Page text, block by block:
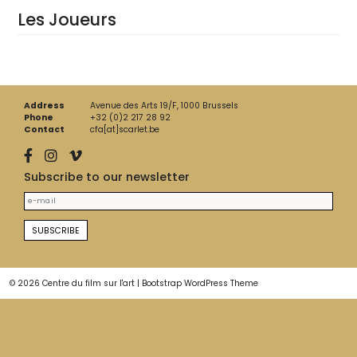
Les Joueurs
Address
Avenue des Arts 19/F, 1000 Brussels
Phone
+32 (0)2 217 28 92
Contact
cfa[at]scarlet.be
Subscribe to our newsletter
© 2026 Centre du film sur l'art | Bootstrap WordPress Theme